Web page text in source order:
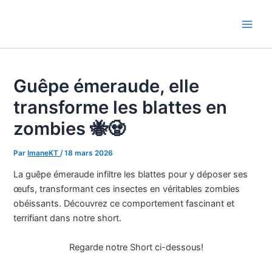
Guêpe émeraude, elle
transforme les blattes en
zombies 🐝🧟
ParImaneKT /18 mars 2026
La guêpe émeraude infiltre les blattes pour y déposer ses
œufs, transformant ces insectes en véritables zombies
obéissants. Découvrez ce comportement fascinant et
terrifiant dans notre short.
Regarde notre Short ci-dessous!